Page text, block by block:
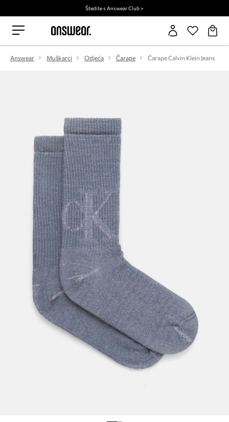
Štedite s Answear Club >
Answear Muškarci Odjeća Čarape Čarape Calvin Klein Jeans